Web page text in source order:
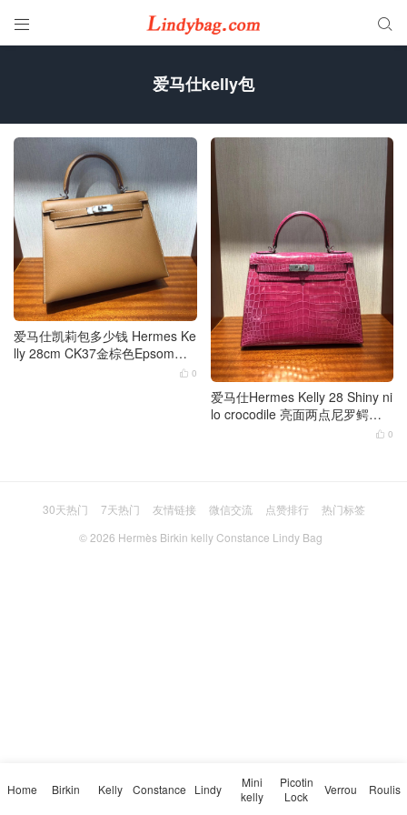
 
爱马仕kelly包
爱马仕凯莉包多少钱 Hermes Ke
lly 28cm CK37金棕色Epsom手
 0
爱马仕Hermes Kelly 28 Shiny ni
lo crocodile 亮面两点尼罗鳄鱼
 0
30天热门 7天热门 友情链接 微信交流 点赞排行
热门标签
© 2026 Hermès Birkin kelly Constance Lindy Bag
Home Birkin Kelly Constance Lindy
Mini
kelly
Picotin
Lock
Verrou Roulis